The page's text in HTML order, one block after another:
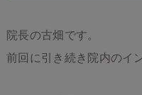
院長の古畑です。
前回に引き続き院内のイ